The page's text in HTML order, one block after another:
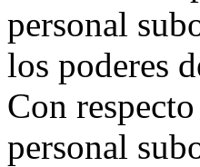
personal
los poderes
Con
personal